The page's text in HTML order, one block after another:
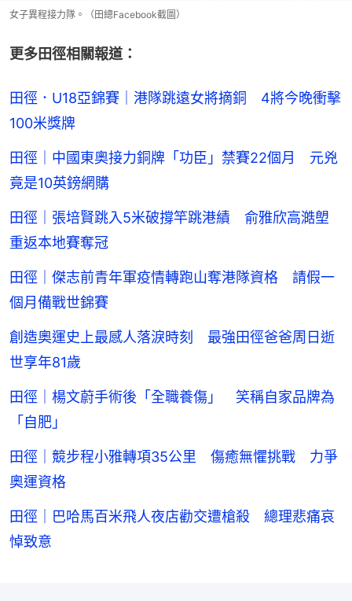
女子異程接力隊。（田總Facebook截圖）
更多田徑相關報道：
田徑．U18亞錦賽｜港隊跳遠女將摘銅 4將今晚衝擊
100米獎牌
田徑｜中國東奧接力銅牌「功臣」禁賽22個月 元兇
竟是10英鎊網購
田徑｜張培賢跳入5米破撐竿跳港績 俞雅欣高澔塱
重返本地賽奪冠
田徑｜傑志前青年軍疫情轉跑山奪港隊資格 請假一
個月備戰世錦賽
創造奧運史上最感人落淚時刻 最強田徑爸爸周日逝
世享年81歲
田徑｜楊文蔚手術後「全職養傷」 笑稱自家品牌為
「自肥」
田徑｜競步程小雅轉項35公里 傷癒無懼挑戰 力爭
奧運資格
田徑｜巴哈馬百米飛人夜店勸交遭槍殺 總理悲痛哀
悼致意